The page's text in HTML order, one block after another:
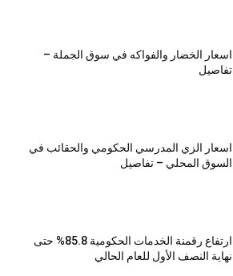
اسعار الخضار والفواكه في سوق الجملة –
تفاصيل
اسعار الزي المدرسي الحكومي والحقائب في
السوق المحلي – تفاصيل
ارتفاع رقمنة الخدمات الحكومية 85.8% حتى
نهاية النصف الأول للعام الحالي